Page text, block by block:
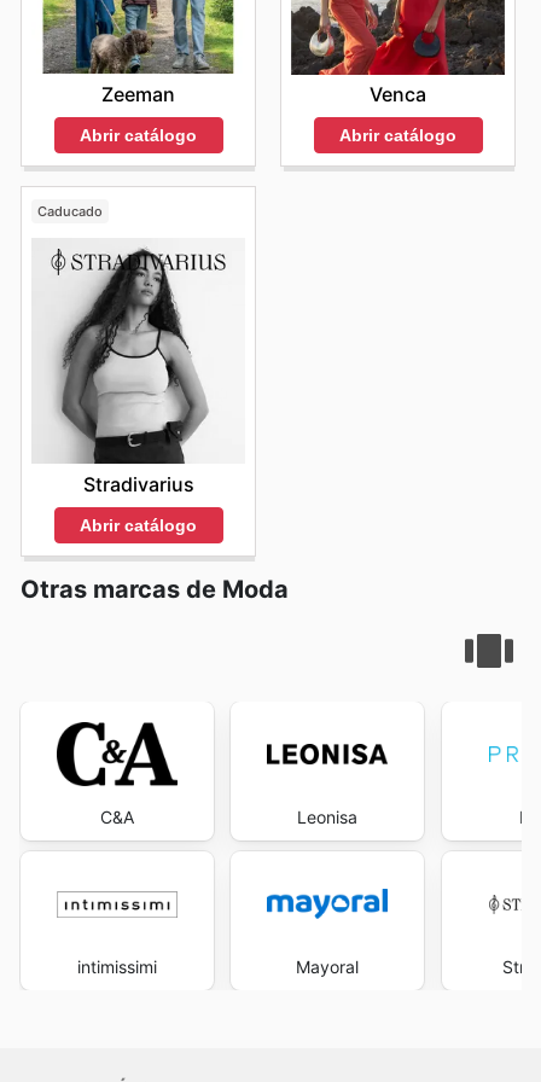
Zeeman
Abrir catálogo
Venca
Abrir catálogo
Caducado
Stradivarius
Abrir catálogo
Otras marcas de Moda
C&A
intimissimi
Leonisa
Mayoral